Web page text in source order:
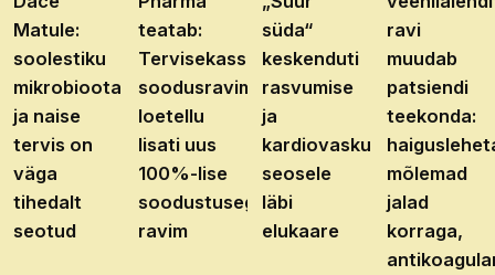
Matule:
soolestiku
mikrobioota
ja naise
tervis on
väga
tihedalt
seotud
teatab:
Tervisekassa
soodusravimite
loetellu
lisati uus
100%-lise
soodustusega
ravim
süda“
keskenduti
rasvumise
ja
kardiovaskulaarhaiguste
seosele
läbi
elukaare
ravi
muudab
patsiendi
teekonda:
mõlemad
jalad
korraga,